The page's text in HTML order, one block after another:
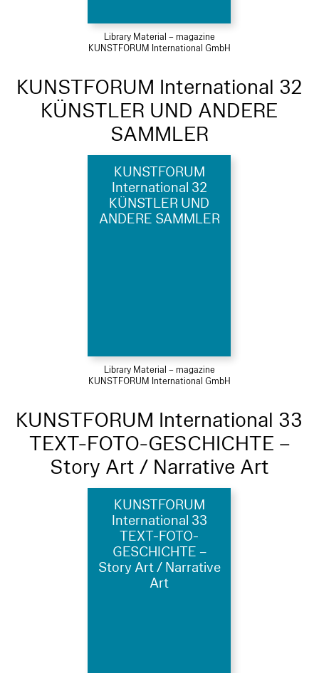
Library Material – magazine
KUNSTFORUM International GmbH
KUNSTFORUM International 32
KÜNSTLER UND ANDERE
SAMMLER
KUNSTFORUM
International 32
KÜNSTLER UND
ANDERE SAMMLER
Library Material – magazine
KUNSTFORUM International GmbH
KUNSTFORUM International 33
TEXT-FOTO-GESCHICHTE –
Story Art / Narrative Art
KUNSTFORUM
International 33
TEXT-FOTO-
GESCHICHTE –
Story Art / Narrative
Art